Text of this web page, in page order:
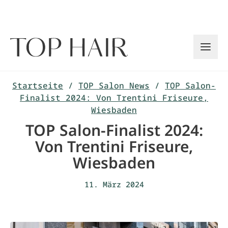
Startseite / TOP Salon News / TOP Salon-
Finalist 2024: Von Trentini Friseure,
Wiesbaden
TOP Salon-Finalist 2024:
Von Trentini Friseure,
Wiesbaden
11. März 2024